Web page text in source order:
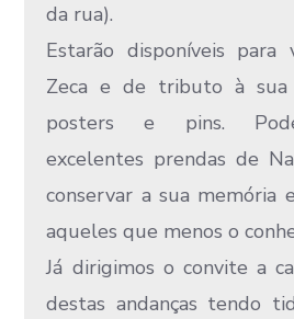
da rua).
Estarão disponíveis para
Zeca e de tributo à sua
posters e pins.
excelentes prendas de
conservar a sua memória
aqueles que menos o
Já dirigimos o convite a
destas andanças tendo